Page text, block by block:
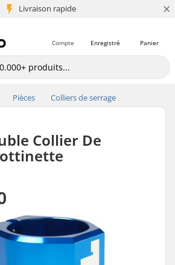
Livraison rapide
+5 mio de clients ×
Panier
Enregistré
Compte
Pièces Colliers de serrage
Collier De